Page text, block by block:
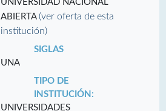
UNIVERSIDAD NACIONAL
ABIERTA (ver oferta de esta
institución)
SIGLAS
UNA
TIPO DE
INSTITUCIÓN:
UNIVERSIDADES